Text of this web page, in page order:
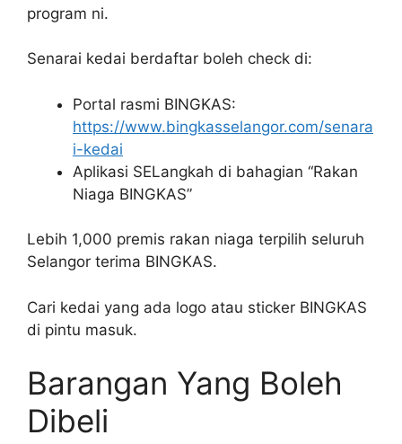
program ni.
Senarai kedai berdaftar boleh check di:
Portal rasmi BINGKAS:
https://www.bingkasselangor.com/senara
i-kedai
Aplikasi SELangkah di bahagian “Rakan
Niaga BINGKAS”
Lebih 1,000 premis rakan niaga terpilih seluruh
Selangor terima BINGKAS.
Cari kedai yang ada logo atau sticker BINGKAS
di pintu masuk.
Barangan Yang Boleh
Dibeli